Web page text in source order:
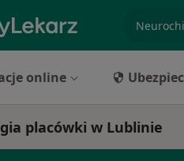
online
placówki w Lublinie